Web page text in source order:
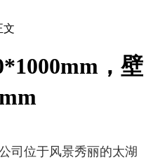
文
，壁
司位于风景秀丽的太湖